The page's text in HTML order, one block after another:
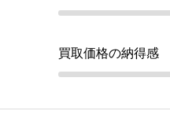
買取価格の納得感